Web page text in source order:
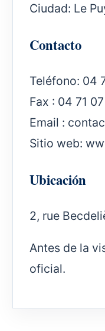
Ciudad: Le
Contacto
Teléfono: 04
Fax : 04 71
Email :
Sitio web:
Ubicación
2, rue
Antes de la
oficial.